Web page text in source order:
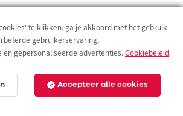
te klikken, ga je akkoord met het gebruik
gebruikerservaring,
en gepersonaliseerde advertenties.Cookiebeleid
Accepteer alle cookies